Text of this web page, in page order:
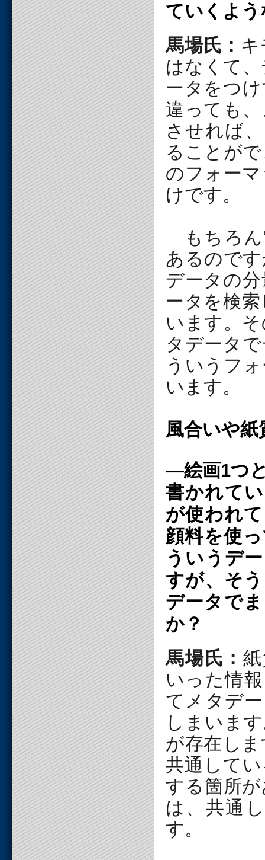
ていくよ
馬場氏：
はなくて
ータをつ
違っても
させれば
ることが
のフォー
けです。
もちろん
あるので
データの
ータを検
います。
タデータ
ういうフ
います。
風合いや
―絵画1つ
書かれて
が使われ
顔料を使
ういうデ
すが、そ
データで
か？
馬場氏：
いった情
てメタデ
しまいま
が存在し
共通して
する箇所
は、共通
す。